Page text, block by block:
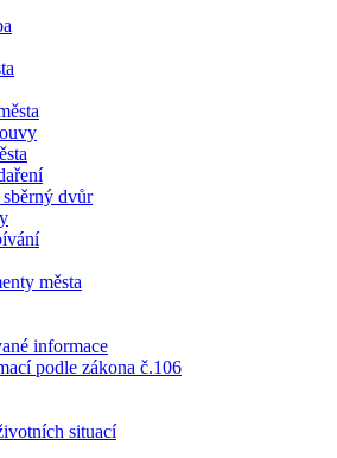
dvůr
města
informace
podle zákona č.106
situací